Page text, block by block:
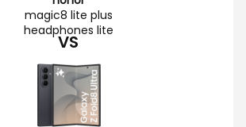
magic8 lite plus
headphones lite
VS